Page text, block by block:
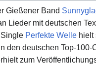
Gießener Band
Lieder mit deutschen
Perfekte Welle hielt
den deutschen Top-100-
zum